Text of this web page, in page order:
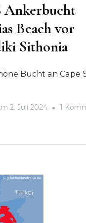
Ankerbucht
Beach vor
Sithonia
Bucht an Cape
2. Juli 2024 1